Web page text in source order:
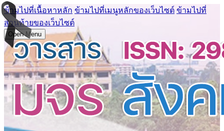
ข้ามไปที่เนื้อหาหลัก ข้ามไปที่เมนูหลักของเว็บไซต์ ข้ามไปที่
ส่วนท้ายของเว็บไซต์
Open Menu